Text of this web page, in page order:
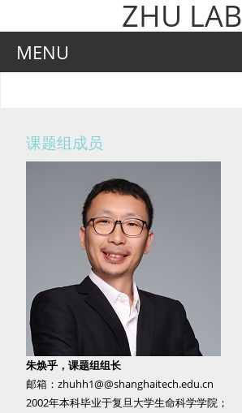
ZHU LAB
MENU
课题组成员
朱焕乎，课题组组长
邮箱：zhuhh1@@shanghaitech.edu.cn
2002年本科毕业于复旦大学生命科学学院；